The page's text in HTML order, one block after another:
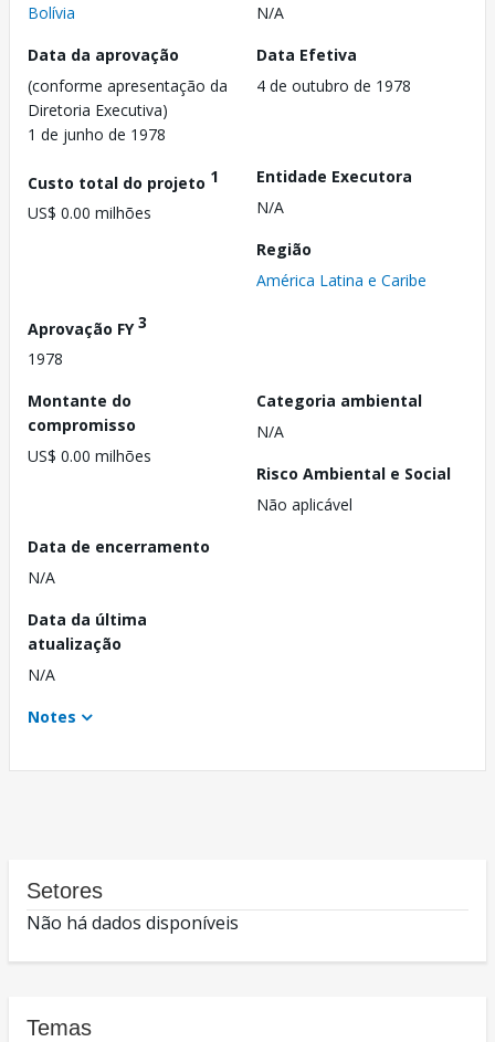
Bolívia
N/A
Data da aprovação
(conforme apresentação da
Diretoria Executiva)
1 de junho de 1978
Data Efetiva
4 de outubro de 1978
Custo total do projeto 1
US$ 0.00 milhões
Entidade Executora
N/A
Região
América Latina e Caribe
Aprovação FY3
1978
Montante do
compromisso
US$ 0.00 milhões
Categoria ambiental
N/A
Risco Ambiental e Social
Não aplicável
Data de encerramento
N/A
Data da última
atualização
N/A
Notes
Setores
Não há dados disponíveis
Temas